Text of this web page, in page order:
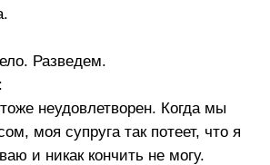
Разведем.
неудовлетворен. Когда мы
моя супруга так потеет, что я
и никак кончить не могу.